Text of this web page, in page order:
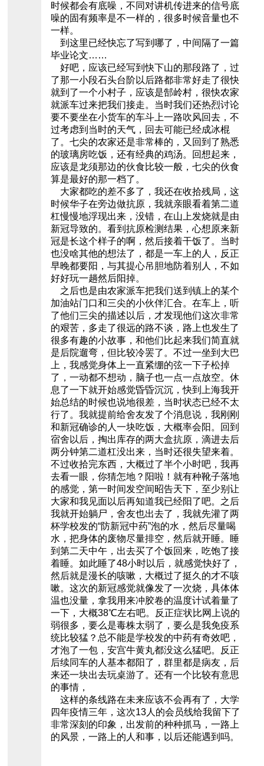
时候都会有底噪，不同对讲机传进来的信号底
噪的固有频率是不一样的，很多时候音量也不
一样。
到这里已经快忘了写到哪了，中间隔了一篇
毕业论文……
好吧，应该已经写到快下山的那段路了，过
了那一小段石头台阶以后路都非常好走了很快
就到了一个小村子，应该是郜岭村，很快农家
就派车过来把我们接走。当时我们还热烈讨论
要不要坐在小货车的车斗上一路吹风回去，不
过考虑到当时的天气，回去可能已经成冰棍
了。七尖的农家还是非常棒的，又回到了熟悉
的玻璃房吃饭，还有经典的鸡汤。回想起来，
应该是龙须那边的伙食比较一般，七尖的伙食
算是最好的那一档了。
大家都吃的差不多了，我还在收拾残局，这
时候华子在旁边做抗原，我就亲眼看着第二道
杠慢慢地浮现出来，没错，在山上发烧就是由
新冠导致的。看到抗原检测结果，心想原来新
冠是长这个样子的啊，然后接着干饭了。当时
也没啥其他的想法了，都是一车上的人，反正
早晚都要阳，与其提心吊胆地防着别人，不如
好好玩一趟然后阳掉。
之后也是由农家派车把我们送到镇上的某个
加油站门口和三尖的小伙伴汇合。在车上，听
了他们三尖的描述以后，才发现他们这次非常
的艰苦，多走了很远的路不谈，路上也发生了
很多有趣的小故事，和他们比起来我们简直就
是后院遛弯，但比较冷罢了。不过一坐到大巴
上，我感觉身体上一直紧绷的弦一下子松掉
了，一动都不想动，脑子也一点一点放空。休
息了一下就开始感觉昏昏沉沉，快到上海我开
始总结的时候也说地很差，当时状态已经不太
行了。我就提前给舍友发了个消息说，我刚刚
和新冠确诊的人一块吃饭，大概率会阳。回到
宿舍以后，掏出库存的两大盒抗原，滴进去后
两分钟第二道杠没出来，当时还很失望来着。
不过收拾完东西，大概过了半个小时吧，我再
去看一眼，你猜怎地？阳啦！就有种靴子落地
的感觉，第一时间发空间昭告天下，至少别让
大家和我见面以后再知道我已经阳了吧。之后
我就开始躺尸，舍友也出去了，我就先灌了两
杯学校发的“防新冠中药”泡的水，然后尽量喝
水，把身体的废物尽量排空，然后就开睡。睡
到第二天中午，出去买了个饭回来，吃饱了接
着睡。如此睡了48小时以后，就感觉快好了，
然后就是漫长的咳嗽，大概过了挺久的才不咳
嗽。这次的新冠感觉就像发了一次烧，具体体
温也没量，拿我用来冲胶卷的温度计试着量了
一下，大概38℃左右吧。反正症状比网上说的
弱很多，要么是毒株太弱了，要么是我免疫系
统比较猛？总不能是学校发的中药有奇效吧，
才泡了一包，安宫牛黄丸都没这么猛吧。反正
后续同车的人基本都阳了，群里都是病友，后
来还一块出去玩桌游了。还有一个比较有意思
的事情，
这样的条线路在未来应该不会再有了，大学
四年疫情三年，这次13人的会员线给我留下了
非常深刻的印象，出发前的种种抓马，一路上
的风景，一路上的人和事，以后还能遇到吗。